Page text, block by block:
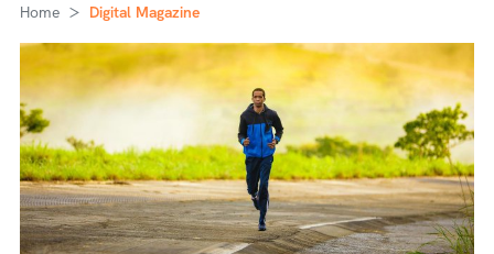
Home Digital Magazine